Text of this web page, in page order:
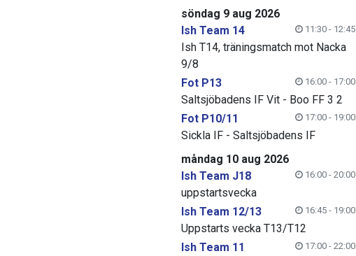
söndag 9 aug 2026
Ish Team 14
11:30 - 12:45
Ish T14, träningsmatch mot Nacka
9/8
Fot P13
16:00 - 17:00
Saltsjöbadens IF Vit - Boo FF 3 2
Fot P10/11
17:00 - 19:00
Sickla IF - Saltsjöbadens IF
måndag 10 aug 2026
Ish Team J18
16:00 - 20:00
uppstartsvecka
Ish Team 12/13
16:45 - 19:00
Uppstarts vecka T13/T12
Ish Team 11
17:00 - 22:00